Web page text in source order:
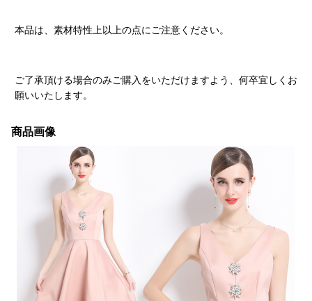
本品は、素材特性上以上の点にご注意ください。
ご了承頂ける場合のみご購入をいただけますよう、何卒宜しくお
願いいたします。
商品画像